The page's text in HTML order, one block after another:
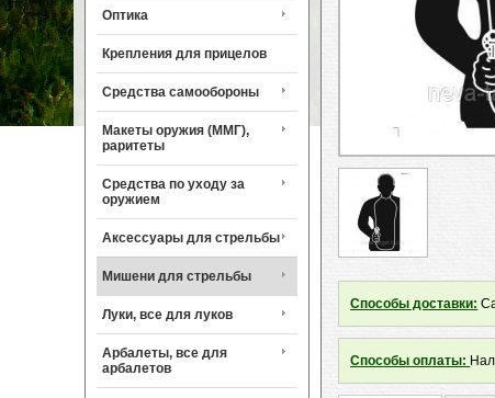
Оптика
Крепления для прицелов
Средства самообороны
Макеты оружия (ММГ),
раритеты
Средства по уходу за
оружием
Аксессуары для стрельбы
Мишени для стрельбы
Луки, все для луков
Арбалеты, все для
арбалетов
Способы доставки:
Способы оплаты: